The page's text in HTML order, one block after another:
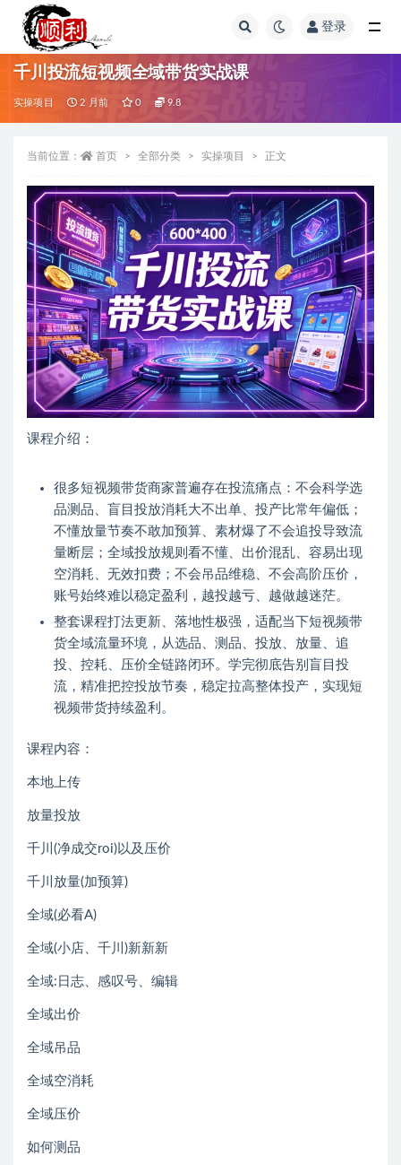
登录
千川投流短视频全域带货实战课
实操项目 2 月前 0 9.8
当前位置： 首页 全部分类 实操项目 正文
课程介绍：
很多短视频带货商家普遍存在投流痛点：不会科学选
品测品、盲目投放消耗大不出单、投产比常年偏低；
不懂放量节奏不敢加预算、素材爆了不会追投导致流
量断层；全域投放规则看不懂、出价混乱、容易出现
空消耗、无效扣费；不会吊品维稳、不会高阶压价，
账号始终难以稳定盈利，越投越亏、越做越迷茫。
整套课程打法更新、落地性极强，适配当下短视频带
货全域流量环境，从选品、测品、投放、放量、追
投、控耗、压价全链路闭环。学完彻底告别盲目投
流，精准把控投放节奏，稳定拉高整体投产，实现短
视频带货持续盈利。
课程内容：
本地上传
放量投放
千川(净成交roi)以及压价
千川放量(加预算)
全域(必看A)
全域(小店、千川)新新新
全域:日志、感叹号、编辑
全域出价
全域吊品
全域空消耗
全域压价
如何测品
全部